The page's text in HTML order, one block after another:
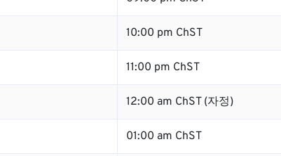
10:00 pm ChST
11:00 pm ChST
12:00 am ChST (자정)
01:00 am ChST